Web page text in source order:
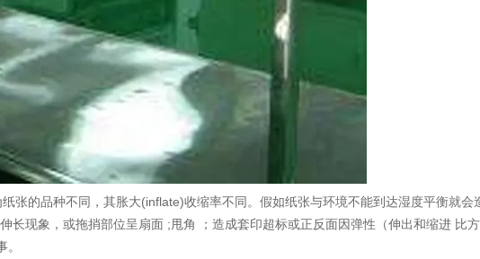
张的品种不同，其胀大(inflate)收缩率不同。假如纸张与环境不能到达湿度平衡就
长现象，或拖捎部位呈扇面 ;甩角 ；造成套印超标或正反面因弹性（伸出和缩进 比